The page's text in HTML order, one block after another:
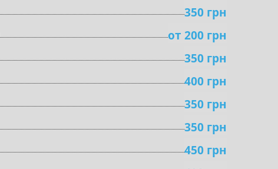
350 грн
oт 200 грн
350 грн
400 грн
350 грн
350 грн
450 грн